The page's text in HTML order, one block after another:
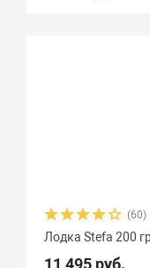
Максимальная
Материал (60)
Лодка Stefa 200
11 495 руб.